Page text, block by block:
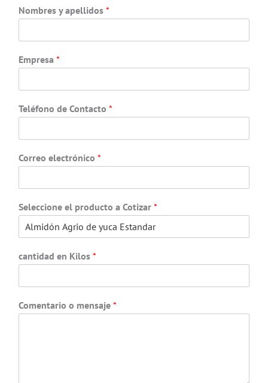
Nombres y apellidos *
Empresa *
Teléfono de Contacto *
Correo electrónico *
Seleccione el producto a Cotizar *
cantidad en Kilos *
Comentario o mensaje *